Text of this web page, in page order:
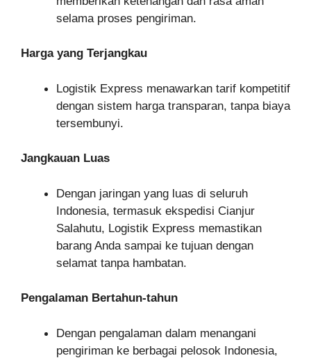
selama proses pengiriman.
Harga yang Terjangkau
Logistik Express menawarkan tarif kompetitif
dengan sistem harga transparan, tanpa biaya
tersembunyi.
Jangkauan Luas
Dengan jaringan yang luas di seluruh
Indonesia, termasuk ekspedisi Cianjur
Salahutu, Logistik Express memastikan
barang Anda sampai ke tujuan dengan
selamat tanpa hambatan.
Pengalaman Bertahun-tahun
Dengan pengalaman dalam menangani
pengiriman ke berbagai pelosok Indonesia,